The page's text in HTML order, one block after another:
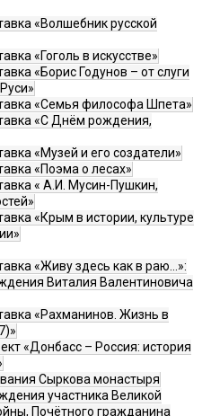
«Волшебник русской
«Гоголь в искусстве»
«Борис Годунов – от слуги
«Семья философа Шпета»
«С Днём рождения,
«Музей и его создатели»
«Поэма о лесах»
« А.И. Мусин-Пушкин,
«Крым в истории, культуре
«Живу здесь как в раю…»:
Виталия Валентиновича
«Рахманинов. Жизнь в
«Донбасс – Россия: история
Сыркова монастыря
участника Великой
Почётного гражданина